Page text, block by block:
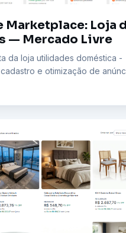
Marketplace: Loja
— Mercado Livre
da loja utilidades doméstica -
e otimização de